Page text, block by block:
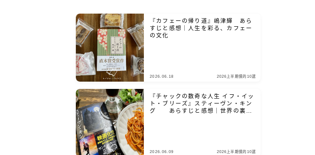
『カフェーの帰り道』嶋津輝 あら
すじと感想｜人生を彩る、カフェー
の文化
2026.06.18 2026上半期僕的10選
『チャックの数奇な人生 イフ・イッ
ト・ブリーズ』スティーヴン・キン
グ あらすじと感想｜世界の裏側
2026.06.09 2026上半期僕的10選